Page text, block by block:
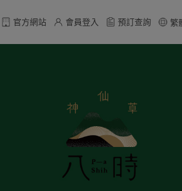
官方網站 會員登入 預訂查詢 繁